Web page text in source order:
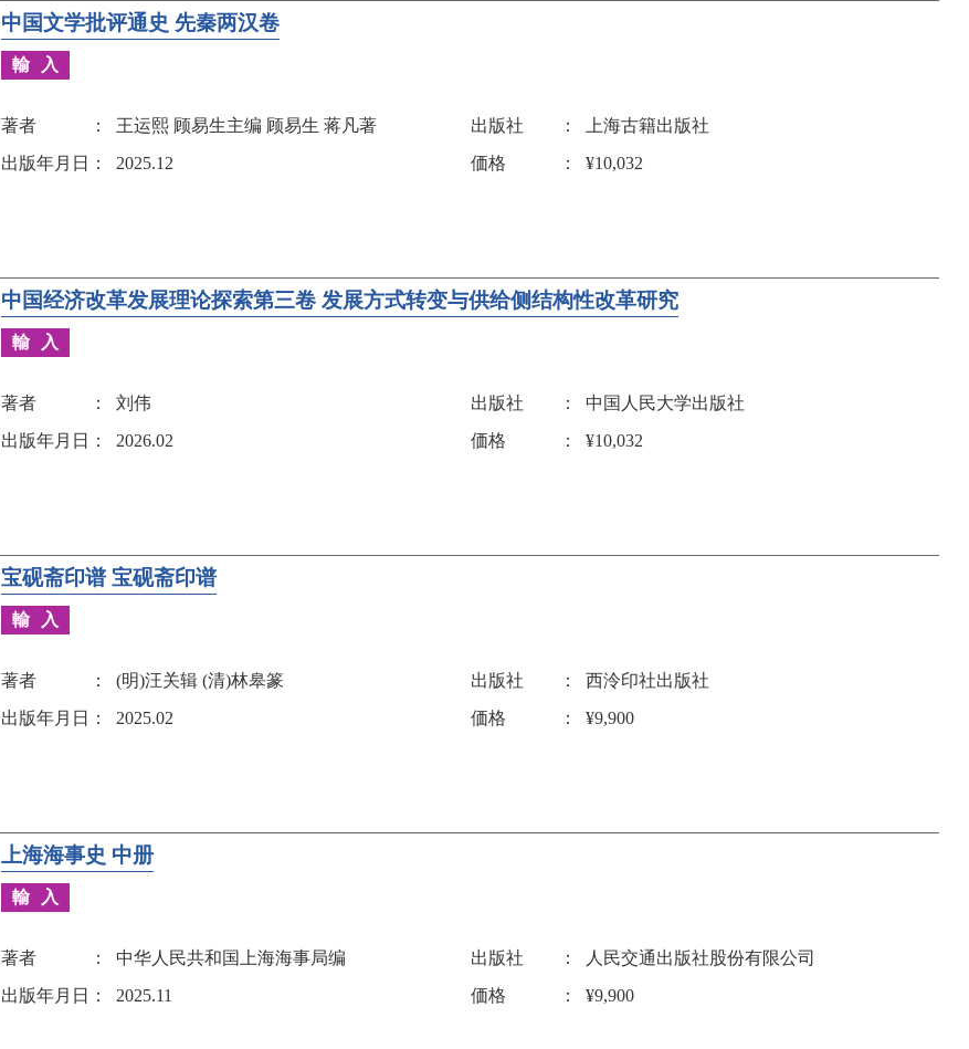
中国文学批评通史 先秦两汉卷
輸入
著者 王运熙 顾易生主编 顾易生 蒋凡著 出版社
上海古籍出版社
出版年月日
2025.12 価格 ¥10,032
中国经济改革发展理论探索第三卷 发展方式转变与供给侧结构性改革研究
輸入
著者 刘伟 出版社
中国人民大学出版社
出版年月日
2026.02 価格 ¥10,032
宝砚斋印谱 宝砚斋印谱
輸入
著者 (明)汪关辑 (清)林皋篆 出版社
西泠印社出版社
出版年月日
2025.02 価格 ¥9,900
上海海事史 中册
輸入
著者 中华人民共和国上海海事局编 出版社
人民交通出版社股份有限公司
出版年月日
2025.11 価格 ¥9,900